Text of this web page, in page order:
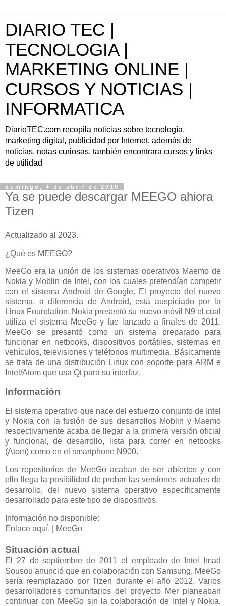
DIARIO TEC |
TECNOLOGIA |
MARKETING ONLINE |
CURSOS Y NOTICIAS |
INFORMATICA
DiarioTEC.com recopila noticias sobre tecnología,
marketing digital, publicidad por Internet, además de
noticias, notas curiosas, también encontrara cursos y links
de utilidad
domingo, 4 de abril de 2010
Ya se puede descargar MEEGO ahiora
Tizen
Actualizado al 2023.
¿Qué es MEEGO?
MeeGo era la unión de los sistemas operativos Maemo de
Nokia y Moblin de Intel, con los cuales pretendían competir
con el sistema Android de Google. El proyecto del nuevo
sistema, a diferencia de Android, está auspiciado por la
Linux Foundation. Nokia presentó su nuevo móvil N9 el cual
utiliza el sistema MeeGo y fue lanzado a finales de 2011.
MeeGo se presentó como un sistema preparado para
funcionar en netbooks, dispositivos portátiles, sistemas en
vehículos, televisiones y teléfonos multimedia. Básicamente
se trata de una distribución Linux con soporte para ARM e
Intel/Atom que usa Qt para su interfaz,
Información
El sistema operativo que nace del esfuerzo conjunto de Intel
y Nokia con la fusión de sus desarrollos Moblin y Maemo
respectivamente acaba de llegar a la primera versión oficial
y funcional, de desarrollo, lista para correr en netbooks
(Atom) como en el smartphone N900.
Los repositorios de MeeGo acaban de ser abiertos y con
ello llega la posibilidad de probar las versiones actuales de
desarrollo, del nuevo sistema operativo específicamente
desarrollado para este tipo de dispositivos.
Información no disponible:
Enlace aquí. | MeeGo
Situación actual
El 27 de septiembre de 2011 el empleado de Intel Imad
Sousou anunció que en colaboración con Samsung, MeeGo
sería reemplazado por Tizen durante el año 2012. Varios
desarrolladores comunitarios del proyecto Mer planeaban
continuar con MeeGo sin la colaboración de Intel y Nokia.